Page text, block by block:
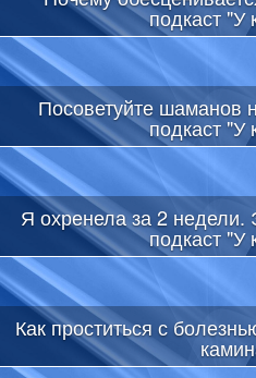
подкаст "У
Посоветуйте шаманов
подкаст "У
Я охренела за 2
подкаст "У
Как проститься с